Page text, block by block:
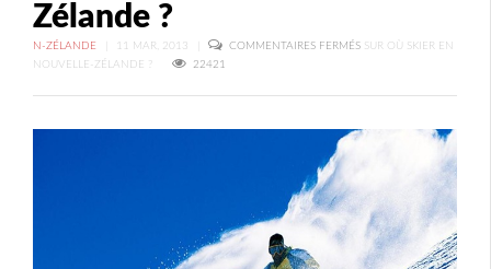
Zélande ?
N-ZÉLANDE 11 MAR, 2013 COMMENTAIRES FERMÉS SUR OÙ SKIER EN
NOUVELLE-ZÉLANDE ?
22421